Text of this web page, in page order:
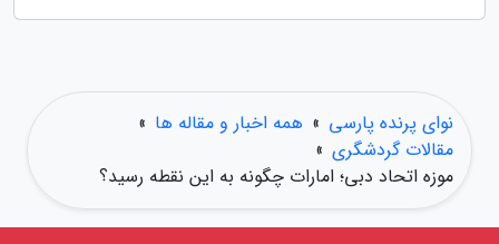
نوای پرنده پارسی » همه اخبار و مقاله ها »
مقالات گردشگری »
موزه اتحاد دبی؛ امارات چگونه به این نقطه رسید؟